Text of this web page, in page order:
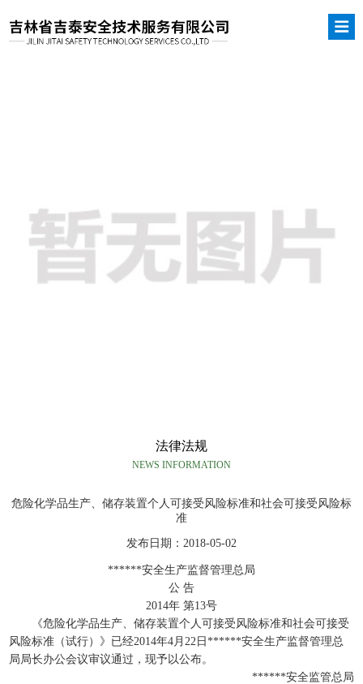
法律法规
NEWS INFORMATION
危险化学品生产、储存装置个人可接受风险标准和社会可接受风险标
准
发布日期：2018-05-02
******安全生产监督管理总局
公 告
2014年 第13号
《危险化学品生产、储存装置个人可接受风险标准和社会可接受
风险标准（试行）》已经2014年4月22日******安全生产监督管理总
局局长办公会议审议通过，现予以公布。
******安全监管总局